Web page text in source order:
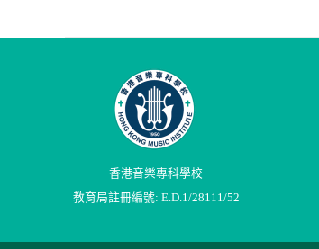
香港音樂專科學校
教育局註冊編號: E.D.1/28111/52